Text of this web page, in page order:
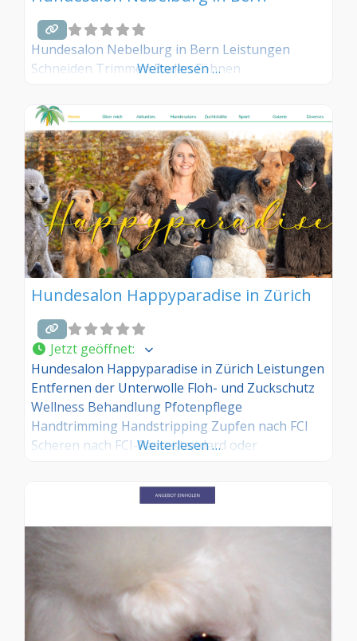
Hundesalon Nebelburg in Bern Leistungen
Schneiden Trimmen Baden Föhnen
Weiterlesen …
Hundesalon Happyparadise in Zürich
Jetzt geöffnet:
Hundesalon Happyparadise in Zürich Leistungen
Entfernen der Unterwolle Floh- und Zuckschutz
Wellness Behandlung Pfotenpflege
Handtrimming Handstripping Zupfen nach FCI
Scheren nach FCI-Rassestandard oder
Weiterlesen …